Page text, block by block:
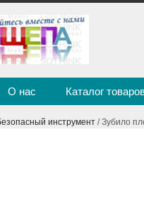
О нас Каталог
инструмент / Зубило